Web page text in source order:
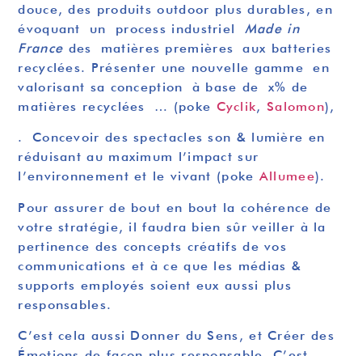
douce, des produits outdoor plus durables, en
évoquant un process industriel Made in
France des matières premières aux batteries
recyclées. Présenter une nouvelle gamme en
valorisant sa conception à base de x% de
matières recyclées … (poke Cyclik, Salomon),
. Concevoir des spectacles son & lumière en
réduisant au maximum l’impact sur
l’environnement et le vivant (poke Allumee).
Pour assurer de bout en bout la cohérence de
votre stratégie, il faudra bien sûr veiller à la
pertinence des concepts créatifs de vos
communications et à ce que les médias &
supports employés soient eux aussi plus
responsables.
C’est cela aussi Donner du Sens, et Créer des